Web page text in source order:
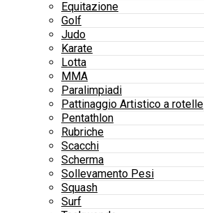
Equitazione
Golf
Judo
Karate
Lotta
MMA
Paralimpiadi
Pattinaggio Artistico a rotelle
Pentathlon
Rubriche
Scacchi
Scherma
Sollevamento Pesi
Squash
Surf